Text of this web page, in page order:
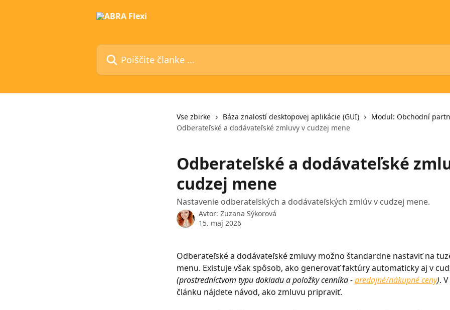
Poiščite članke ...
Vse zbirke Báza znalostí desktopovej aplikácie (GUI)
Modul: Obchodní
Odberateľské a dodávateľské zmluvy v cudzej mene
Odberateľské a dodávateľské
cudzej mene
Nastavenie odberateľských a dodávateľských zmlúv v cudzej mene.
Avtor: Zuzana Sýkorová
15. maj 2026
Odberateľské a dodávateľské zmluvy možno štandardne nastaviť na
menu. Existuje však spôsob, ako generovať faktúry automaticky aj v
(prostredníctvom typu dokladu a položky cenníka - predajné/nákupné ceny).
článku nájdete návod, ako zmluvu pripraviť.